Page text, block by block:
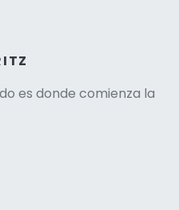
es donde comienza la